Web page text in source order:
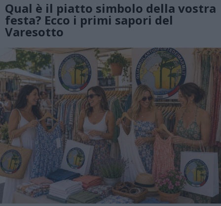
Qual è il piatto simbolo della vostra
festa? Ecco i primi sapori del
Varesotto